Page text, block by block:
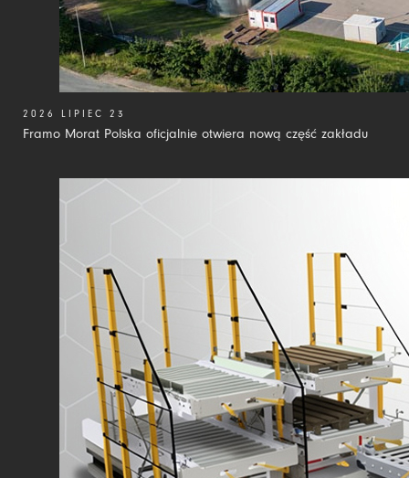
Framo Morat Polska oficjalnie otwiera nową część zakładu
2026 LIPIEC 23